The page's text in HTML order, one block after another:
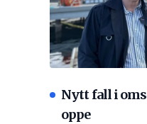
Nytt fall i
oppe